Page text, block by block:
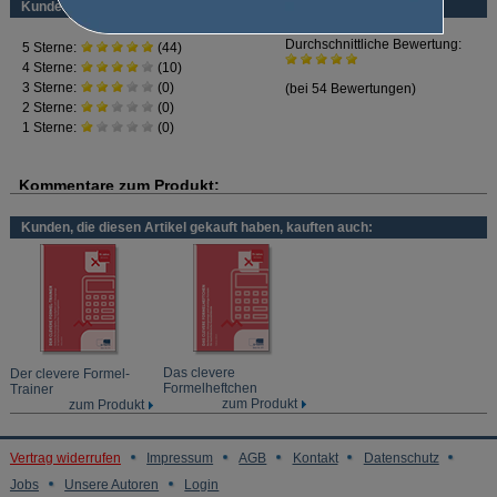
Flächenberechnung
Körperberechnung
Dreisatz
Prozentrechnen
Zinsrechnen
Kundenbewertung
Kunden, die diesen Artikel gekauft haben, kauften auch:
Der clevere Formel-
Trainer
zum Produkt
Das clevere
Formelheftchen
zum Produkt
Vertrag widerrufen Impressum AGB Kontakt
Datenschutz
Jobs
Unsere Autoren Login